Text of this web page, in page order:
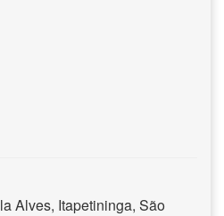
Alves, Itapetininga, São